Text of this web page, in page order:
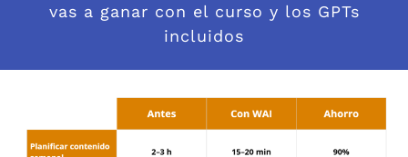
vas a ganar con el curso y los GPTs
incluidos